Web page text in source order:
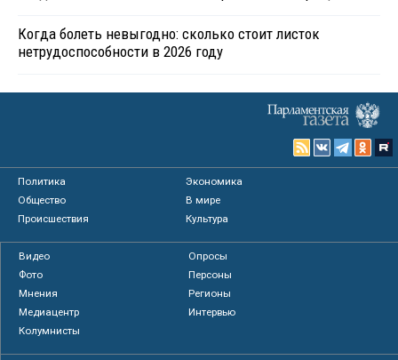
Когда болеть невыгодно: сколько стоит листок
нетрудоспособности в 2026 году
Политика
Экономика
Общество
В мире
Происшествия
Культура
Видео
Опросы
Фото
Персоны
Мнения
Регионы
Медиацентр
Интервью
Колумнисты